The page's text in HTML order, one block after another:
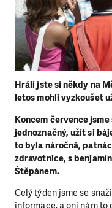
Hráli jste si někdy na
letos mohli vyzkoušet
Koncem července
jednoznačný, užít si
to byla náročná,
zdravotnice, s
Štěpánem.
Celý týden jsme se
informace, a oni nám